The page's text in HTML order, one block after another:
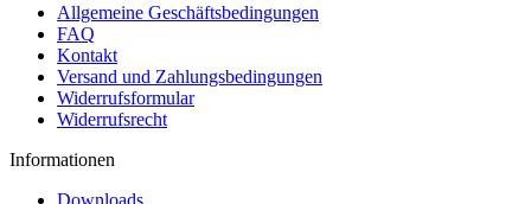
Allgemeine Geschäftsbedingungen
FAQ
Kontakt
Versand und Zahlungsbedingungen
Widerrufsformular
Widerrufsrecht
Informationen
Downloads